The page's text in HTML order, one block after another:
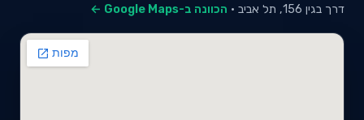
דרך בגין 156, תל אביב · הכוונה ב-Google Maps ←